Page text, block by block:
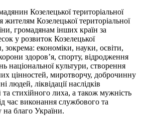
Козелецької територіальної
Козелецької територіальної
громадянам інших країн за
у розвиток Козелецької
зокрема: економіки, науки, освіти,
здоров’я, спорту, відродження
національної культури, створення
цінностей, миротворчу, доброчинну
людей, ліквідації наслідків
стихійного лиха, а також мужність
час виконання службового та
на благо України.